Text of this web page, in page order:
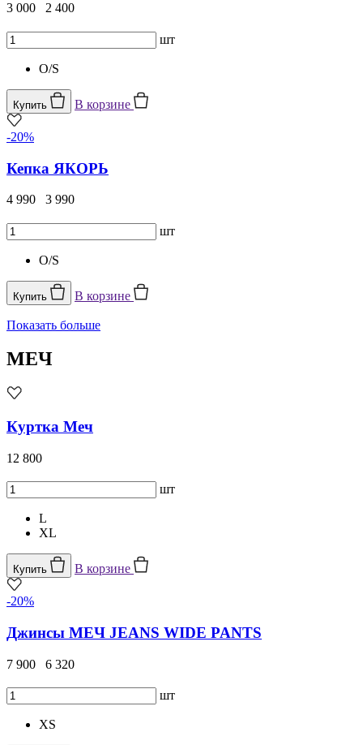
3 000 2 400
шт
O/S
Купить В корзине
-20%
Кепка ЯКОРЬ
4 990 3 990
шт
O/S
Купить В корзине
Показать больше
МЕЧ
Куртка Меч
12 800
шт
L
XL
Купить В корзине
-20%
Джинсы МЕЧ JEANS WIDE PANTS
7 900 6 320
шт
XS